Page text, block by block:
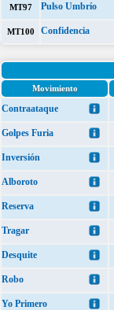
MT97 Pulso Umbrío
MT100 Confidencia
Movimiento
Contraataque
Golpes Furia
Inversión
Alboroto
Reserva
Tragar
Desquite
Robo
Yo Primero